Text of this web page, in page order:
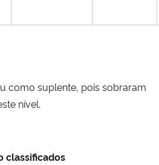
como suplente, pois sobraram
nível.
classificados